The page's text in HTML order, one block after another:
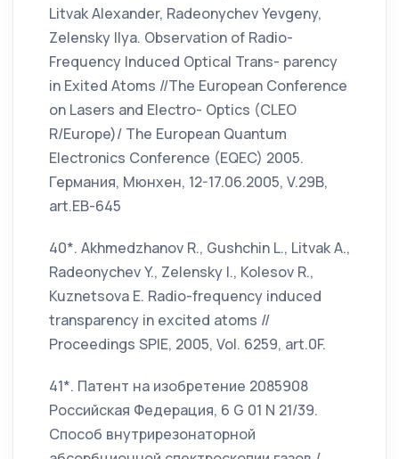
Litvak Alexander, Radeonychev Yevgeny,
Zelensky Ilya. Observation of Radio-
Frequency Induced Optical Trans- parency
in Exited Atoms //The European Conference
on Lasers and Electro- Optics (CLEO
R/Europe)/ The European Quantum
Electronics Conference (EQEC) 2005.
Германия, Мюнхен, 12-17.06.2005, V.29B,
art.EB-645
40*. Akhmedzhanov R., Gushchin L., Litvak A.,
Radeonychev Y., Zelensky I., Kolesov R.,
Kuznetsova E. Radio-frequency induced
transparency in excited atoms //
Proceedings SPIE, 2005, Vol. 6259, art.0F.
41*. Патент на изобретение 2085908
Российская Федерация, 6 G 01 N 21/39.
Способ внутрирезонаторной